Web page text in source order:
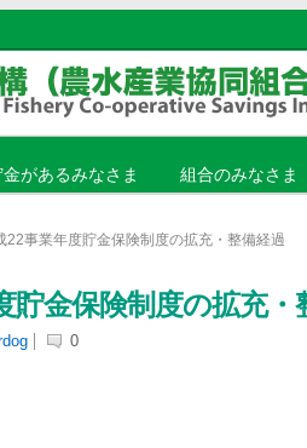
があるみなさま 組合のみなさま
22事業年度貯金保険制度の拡充・整備経過
貯金保険制度の拡充・
0